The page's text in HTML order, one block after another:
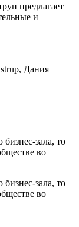
предлагает
и
Дания
зала, то
во
зала, то
во